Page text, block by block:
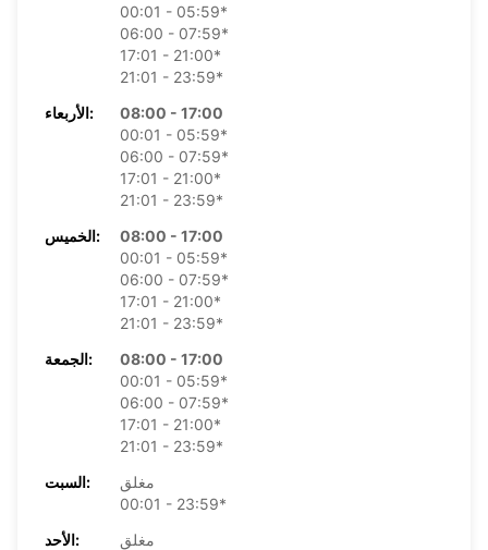
00:01 - 05:59*
06:00 - 07:59*
17:01 - 21:00*
21:01 - 23:59*
الأربعاء:
08:00 - 17:00
00:01 - 05:59*
06:00 - 07:59*
17:01 - 21:00*
21:01 - 23:59*
الخميس:
08:00 - 17:00
00:01 - 05:59*
06:00 - 07:59*
17:01 - 21:00*
21:01 - 23:59*
الجمعة:
08:00 - 17:00
00:01 - 05:59*
06:00 - 07:59*
17:01 - 21:00*
21:01 - 23:59*
السبت:
مغلق
00:01 - 23:59*
الأحد:
مغلق